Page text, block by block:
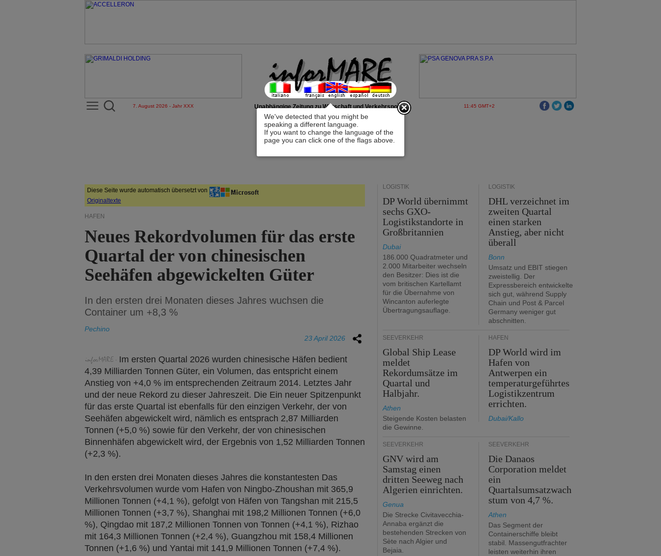
We've detected that you might be
speaking a different language.
If you want to change the language of the
page you can click one of the flags above.
x
7. August 2026 - Jahr XXX Unabhängige Zeitung zu Wirtschaft und Verkehrspolitik 11:45 GMT+2
Diese Seite wurde automatisch übersetzt von
Originaltexte
HÄFEN
Neues Rekordvolumen für das erste
Quartal der von chinesischen
Seehäfen abgewickelten Güter
In den ersten drei Monaten dieses Jahres wuchsen die
Container um +8,3 %
Pechino
23 April 2026
Im ersten Quartal 2026 wurden chinesische Häfen bedient
4,39 Milliarden Tonnen Güter, ein Volumen, das entspricht einem
Anstieg von +4,0 % im entsprechenden Zeitraum 2014. Letztes Jahr
und der neue Rekord zu dieser Jahreszeit. Die Ein neuer Spitzenpunkt
für das erste Quartal ist ebenfalls für den einzigen Verkehr, der von
Seehäfen abgewickelt wird, nämlich es entsprach 2,87 Milliarden
Tonnen (+5,0 %) sowie für den Verkehr, der von chinesischen
Binnenhäfen abgewickelt wird, der Ergebnis von 1,52 Milliarden Tonnen
(+2,3 %).
In den ersten drei Monaten dieses Jahres die konstantesten Das
Verkehrsvolumen wurde vom Hafen von Ningbo-Zhoushan mit 365,9
Millionen Tonnen (+4,1 %), gefolgt von Häfen von Tangshan mit 215,5
Millionen Tonnen (+3,7 %), Shanghai mit 198,2 Millionen Tonnen (+6,0
%), Qingdao mit 187,2 Millionen Tonnen von Tonnen (+4,1 %), Rizhao
mit 164,3 Millionen Tonnen (+2,4 %), Guangzhou mit 158,4 Millionen
Tonnen (+1,6 %) und Yantai mit 141,9 Millionen Tonnen (+7,4 %).
LOGISTIK
DP World übernimmt
sechs GXO-
Logistikstandorte in
Großbritannien
Dubai
186.000 Quadratmeter und
2.000 Mitarbeiter wechseln
den Besitzer: Dies ist die
vom britischen Kartellamt
für die Übernahme von
Wincanton auferlegte
Übertragungsauflage.
LOGISTIK
DHL verzeichnet im
zweiten Quartal
einen starken
Anstieg, aber nicht
überall
Bonn
Umsatz und EBIT stiegen
zweistellig. Der
Expressbereich entwickelte
sich gut, während Supply
Chain und Post & Parcel
Germany weniger gut
abschnitten.
SEEVERKEHR
Global Ship Lease
meldet
Rekordumsätze im
Quartal und
Halbjahr.
Athen
Steigende Kosten belasten
die Gewinne.
HÄFEN
DP World wird im
Hafen von
Antwerpen ein
temperaturgeführtes
Logistikzentrum
errichten.
Dubai/Kallo
SEEVERKEHR
GNV wird am
Samstag einen
dritten Seeweg nach
Algerien einrichten.
Genua
Die Strecke Civitavecchia-
Annaba ergänzt die
bestehenden Strecken von
Sète nach Algier und
Bejaia.
SEEVERKEHR
Die Danaos
Corporation meldet
ein
Quartalsumsatzwach
stum von 4,7 %.
Athen
Das Segment der
Containerschiffe bleibt
stabil. Massengutfrachter
leisten weiterhin ihren